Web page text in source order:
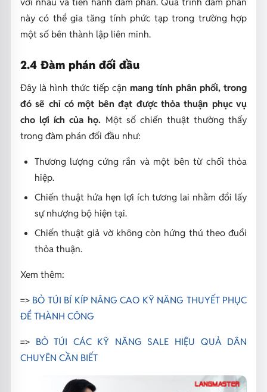
này có thể gia tăng tính phức tạp trong trường hợp
một số bên thành lập liên minh.
2.4 Đàm phán đối đầu
Đây là hình thức tiếp cận mang tính phân phối, trong
đó sẽ chỉ có một bên đạt được thỏa thuận phục vụ
cho lợi ích của họ. Một số chiến thuật thường thấy
trong đàm phán đối đầu như:
Thương lượng cứng rắn và một bên từ chối thỏa
hiệp.
Chiến thuật hứa hẹn lợi ích tương lai nhằm đổi lấy
sự nhượng bộ hiện tại.
Chiến thuật giả vờ không còn hứng thú theo đuổi
thỏa thuận.
Xem thêm:
=> BỎ TÚI BÍ KÍP NÂNG CAO KỸ NĂNG THUYẾT PHỤC
ĐỂ THÀNH CÔNG
=> BỎ TÚI CÁC KỸ NĂNG SALE HIỆU QUẢ DÂN
CHUYÊN CẦN BIẾT